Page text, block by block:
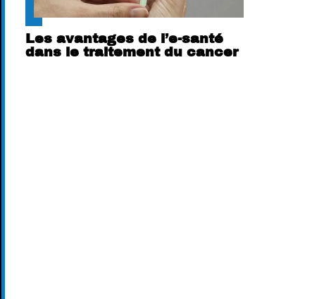
Les avantages de l’e-santé
dans le traitement du cancer